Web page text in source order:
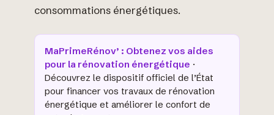
consommations énergétiques.
MaPrimeRénov’ : Obtenez vos aides
pour la rénovation énergétique ·
Découvrez le dispositif officiel de l’État
pour financer vos travaux de rénovation
énergétique et améliorer le confort de